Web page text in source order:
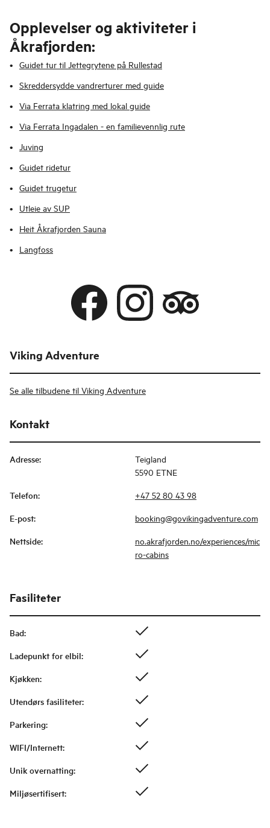
Opplevelser og aktiviteter i
Åkrafjorden:
Guidet tur til Jettegrytene på Rullestad
Skreddersydde vandrerturer med guide
Via Ferrata klatring med lokal guide
Via Ferrata Ingadalen - en familievennlig rute
Juving
Guidet ridetur
Guidet trugetur
Utleie av SUP
Heit Åkrafjorden Sauna
Langfoss
Viking Adventure
Se alle tilbudene til Viking Adventure
Kontakt
Adresse:
Teigland
5590 ETNE
Telefon: +47 52 80 43 98
E-post: booking@govikingadventure.com
Nettside:
no.akrafjorden.no/experiences/mic
ro-cabins
Fasiliteter
Bad:
Ladepunkt for elbil:
Kjøkken:
Utendørs fasiliteter:
Parkering:
WIFI/Internett:
Unik overnatting:
Miljøsertifisert: